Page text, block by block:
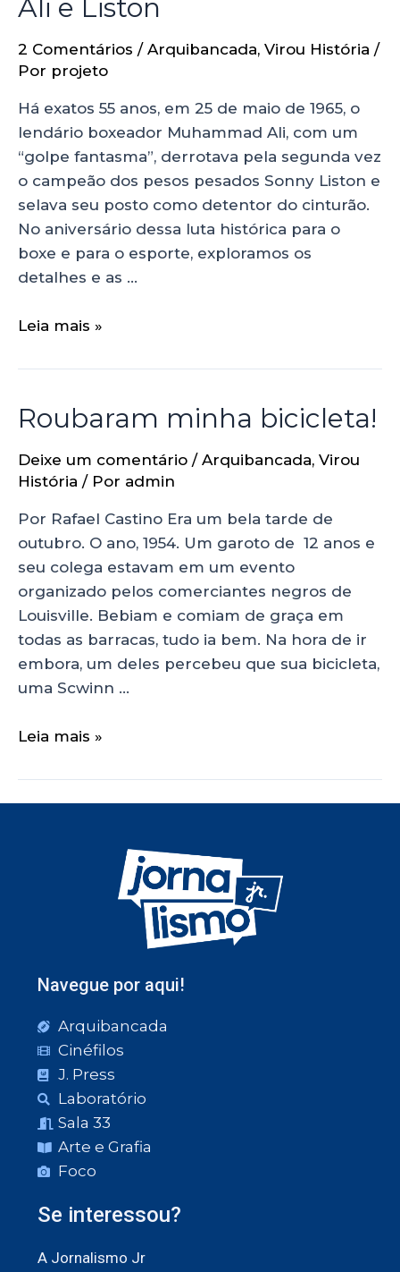
Ali e Liston
2 Comentários / Arquibancada, Virou História /
Por projeto
Há exatos 55 anos, em 25 de maio de 1965, o
lendário boxeador Muhammad Ali, com um
“golpe fantasma”, derrotava pela segunda vez
o campeão dos pesos pesados Sonny Liston e
selava seu posto como detentor do cinturão.
No aniversário dessa luta histórica para o
boxe e para o esporte, exploramos os
detalhes e as …
Leia mais »
Roubaram minha bicicleta!
Deixe um comentário / Arquibancada, Virou
História / Por admin
Por Rafael Castino Era um bela tarde de
outubro. O ano, 1954. Um garoto de 12 anos e
seu colega estavam em um evento
organizado pelos comerciantes negros de
Louisville. Bebiam e comiam de graça em
todas as barracas, tudo ia bem. Na hora de ir
embora, um deles percebeu que sua bicicleta,
uma Scwinn …
Leia mais »
Navegue por aqui!
Arquibancada
Cinéfilos
J. Press
Laboratório
Sala 33
Arte e Grafia
Foco
Se interessou?
A Jornalismo Jr